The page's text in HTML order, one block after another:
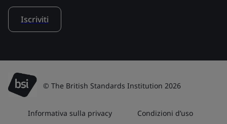
Iscriviti
© The British Standards Institution 2026
Informativa sulla privacy Condizioni d’uso